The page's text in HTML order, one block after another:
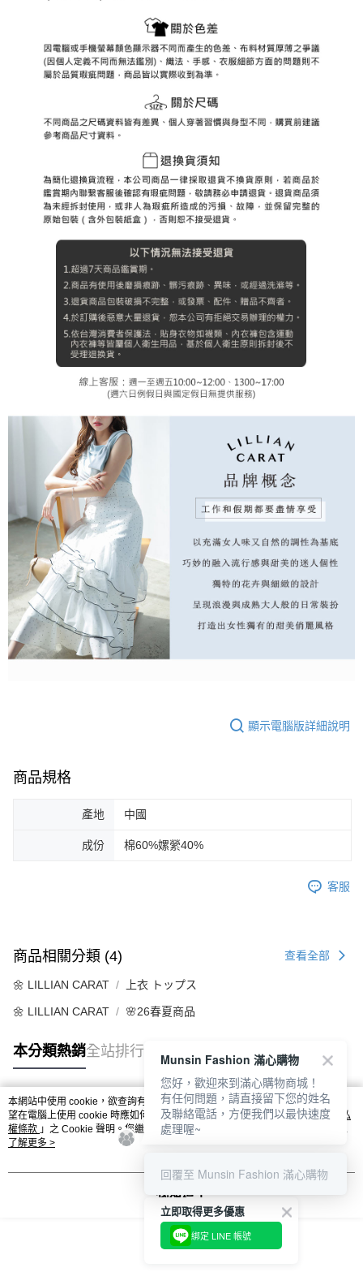
顯示電腦版詳細說明
商品規格
產地 中國
成份 棉60%嫘縈40%
客服
商品相關分類 (4) 查看全部
🌼 LILLIAN CARAT 上衣 トップス
🌼 LILLIAN CARAT 🌸26春夏商品
本分類熱銷全站排行
熱門標籤
本網站中使用 cookie，欲查詢有關本網站使用 cookie 方式之詳情，及若您不希
望在電腦上使用 cookie 時應如何變更電腦的 cookie 設定，請參閱本網站「
隱私
權條款 」之 Cookie 聲明。您繼續使用本網站即表示您同意本公司得按本網站使
用條款之 Cookie 聲明使用 cookie。
了解更多 >
我知道了
立即取得更多優惠
綁定 LINE 帳號
Munsin Fashion 滿心購物
您好，歡迎來到滿心購物商城！
有任何問題，請直接留下您的姓名
及聯絡電話，方便我們以最快速度
處理喔~
回覆至 Munsin Fashion 滿心購物